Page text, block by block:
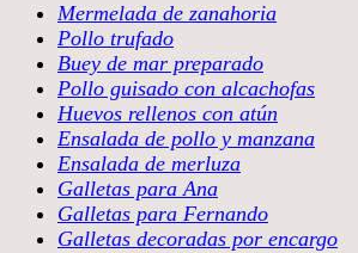
Mermelada de zanahoria
Pollo trufado
Buey de mar preparado
Pollo guisado con alcachofas
Huevos rellenos con atún
Ensalada de pollo y manzana
Ensalada de merluza
Galletas para Ana
Galletas para Fernando
Galletas decoradas por encargo